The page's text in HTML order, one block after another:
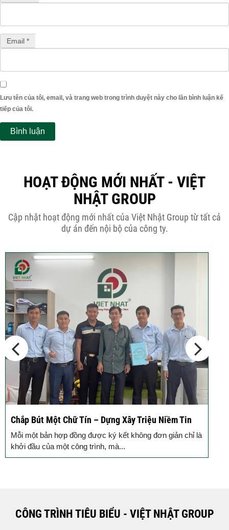
Email *
Lưu tên của tôi, email, và trang web trong trình duyệt này cho lần bình luận kế
tiếp của tôi.
HOẠT ĐỘNG MỚI NHẤT - VIỆT
NHẬT GROUP
Cập nhật hoạt động mới nhất của Việt Nhật Group từ tất cả
dự án đến nội bộ của công ty.
Chắp Bút Một Chữ Tín – Dựng Xây Triệu Niềm Tin
Mỗi một bản hợp đồng được ký kết không đơn giản chỉ là
khởi đầu của một công trình, mà...
CÔNG TRÌNH TIÊU BIỂU - VIỆT NHẬT GROUP